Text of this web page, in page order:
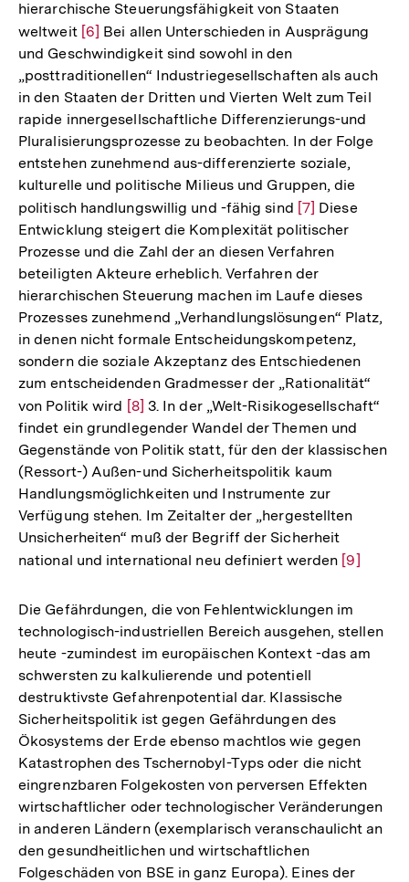
hierarchische Steuerungsfähigkeit von Staaten
weltweit Zur
Auflösung
der
Fußnote
[6] Bei allen Unterschieden in Ausprägung
und Geschwindigkeit sind sowohl in den
„posttraditionellen“ Industriegesellschaften als auch
in den Staaten der Dritten und Vierten Welt zum Teil
rapide innergesellschaftliche Differenzierungs-und
Pluralisierungsprozesse zu beobachten. In der Folge
entstehen zunehmend aus-differenzierte soziale,
kulturelle und politische Milieus und Gruppen, die
politisch handlungswillig und -fähig sind Zur
Auflösung
der
Fußnote
[7] Diese
Entwicklung steigert die Komplexität politischer
Prozesse und die Zahl der an diesen Verfahren
beteiligten Akteure erheblich. Verfahren der
hierarchischen Steuerung machen im Laufe dieses
Prozesses zunehmend „Verhandlungslösungen“ Platz,
in denen nicht formale Entscheidungskompetenz,
sondern die soziale Akzeptanz des Entschiedenen
zum entscheidenden Gradmesser der „Rationalität“
von Politik wird Zur
Auflösung
der
Fußnote
[8] 3. In der „Welt-Risikogesellschaft“
findet ein grundlegender Wandel der Themen und
Gegenstände von Politik statt, für den der klassischen
(Ressort-) Außen-und Sicherheitspolitik kaum
Handlungsmöglichkeiten und Instrumente zur
Verfügung stehen. Im Zeitalter der „hergestellten
Unsicherheiten“ muß der Begriff der Sicherheit
national und international neu definiert werden Zur
der
Fußnote
[9]
Die Gefährdungen, die von Fehlentwicklungen im
technologisch-industriellen Bereich ausgehen, stellen
heute -zumindest im europäischen Kontext -das am
schwersten zu kalkulierende und potentiell
destruktivste Gefahrenpotential dar. Klassische
Sicherheitspolitik ist gegen Gefährdungen des
Ökosystems der Erde ebenso machtlos wie gegen
Katastrophen des Tschernobyl-Typs oder die nicht
eingrenzbaren Folgekosten von perversen Effekten
wirtschaftlicher oder technologischer Veränderungen
in anderen Ländern (exemplarisch veranschaulicht an
den gesundheitlichen und wirtschaftlichen
Folgeschäden von BSE in ganz Europa). Eines der